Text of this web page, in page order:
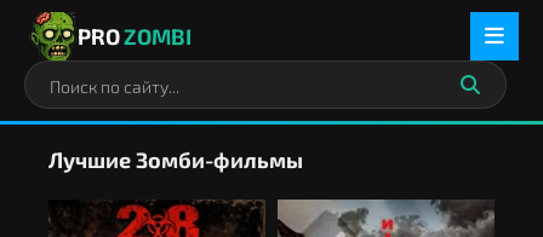
PROZOMBI
Лучшие Зомби-фильмы